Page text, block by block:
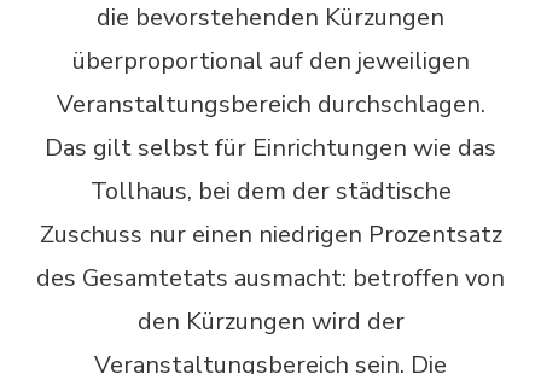
die bevorstehenden Kürzungen
überproportional auf den jeweiligen
Veranstaltungsbereich durchschlagen.
Das gilt selbst für Einrichtungen wie das
Tollhaus, bei dem der städtische
Zuschuss nur einen niedrigen Prozentsatz
des Gesamtetats ausmacht: betroffen von
den Kürzungen wird der
Veranstaltungsbereich sein. Die